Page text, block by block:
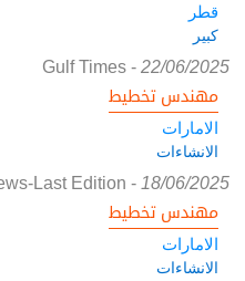
قطر
كبير
Gulf Times- 22/06/2025
مهندس تخطيط
الامارات
الانشاءات
Last Edition - 18/06/2025
مهندس تخطيط
الامارات
الانشاءات